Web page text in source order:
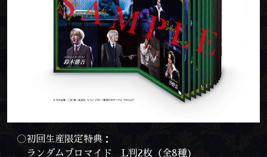
〇初回生産限定特典：
ランダムブロマイド L判2枚（全8種)